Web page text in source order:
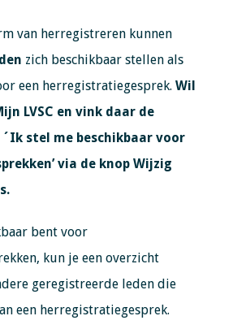
van herregistreren kunnen
zich beschikbaar stellen als
een herregistratiegesprek. Wil
LVSC en vink daar de
stel me beschikbaar voor
via de knop Wijzig
bent voor
kun je een overzicht
geregistreerde leden die
een herregistratiegesprek.